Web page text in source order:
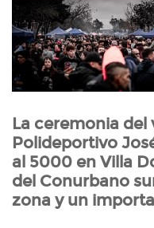
La ceremonia del
Polideportivo
al 5000 en Villa
del Conurbano
zona y un